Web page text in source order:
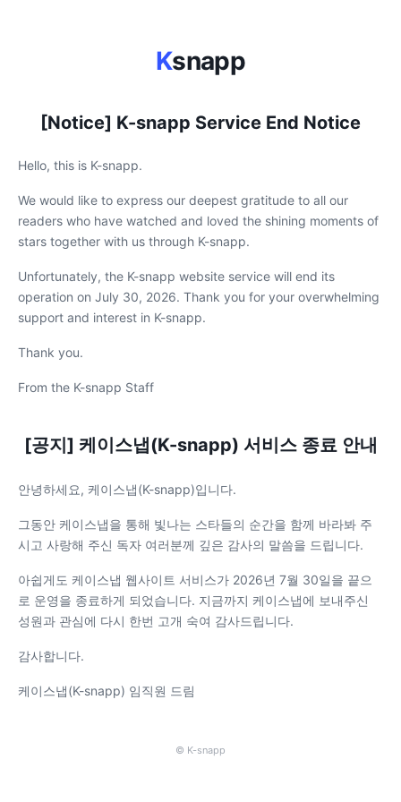
Ksnapp
[Notice] K-snapp Service End Notice
Hello, this is K-snapp.
We would like to express our deepest gratitude to all our
readers who have watched and loved the shining moments of
stars together with us through K-snapp.
Unfortunately, the K-snapp website service will end its
operation on July 30, 2026. Thank you for your overwhelming
support and interest in K-snapp.
Thank you.
From the K-snapp Staff
[공지] 케이스냅(K-snapp) 서비스 종료 안내
안녕하세요, 케이스냅(K-snapp)입니다.
그동안 케이스냅을 통해 빛나는 스타들의 순간을 함께 바라봐 주
시고 사랑해 주신 독자 여러분께 깊은 감사의 말씀을 드립니다.
아쉽게도 케이스냅 웹사이트 서비스가 2026년 7월 30일을 끝으
로 운영을 종료하게 되었습니다. 지금까지 케이스냅에 보내주신
성원과 관심에 다시 한번 고개 숙여 감사드립니다.
감사합니다.
케이스냅(K-snapp) 임직원 드림
© K-snapp